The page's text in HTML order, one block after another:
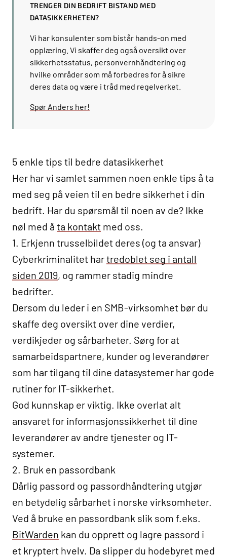
TRENGER DIN BEDRIFT BISTAND MED
DATASIKKERHETEN?
Vi har konsulenter som bistår hands-on med
opplæring. Vi skaffer deg også oversikt over
sikkerhetsstatus, personvernhåndtering og
hvilke områder som må forbedres for å sikre
deres data og være i tråd med regelverket.
Spør Anders her!
5 enkle tips til bedre datasikkerhet
Her har vi samlet sammen noen enkle tips å ta
med seg på veien til en bedre sikkerhet i din
bedrift. Har du spørsmål til noen av de? Ikke
nøl med å ta kontakt med oss.
1. Erkjenn trusselbildet deres (og ta ansvar)
Cyberkriminalitet hartredoblet seg i antall
siden 2019, og rammer stadig mindre
bedrifter.
Dersom du leder i en SMB-virksomhet bør du
skaffe deg oversikt over dine verdier,
verdikjeder og sårbarheter. Sørg for at
samarbeidspartnere, kunder og leverandører
som har tilgang til dine datasystemer har gode
rutiner for IT-sikkerhet.
God kunnskap er viktig. Ikke overlat alt
ansvaret for informasjonssikkerhet til dine
leverandører av andre tjenester og IT-
systemer.
2. Bruk en passordbank
Dårlig passord og passordhåndtering utgjør
en betydelig sårbarhet i norske virksomheter.
Ved å bruke en passordbank slik som f.eks.
BitWarden kan du opprett og lagre passord i
et kryptert hvelv. Da slipper du hodebyret med